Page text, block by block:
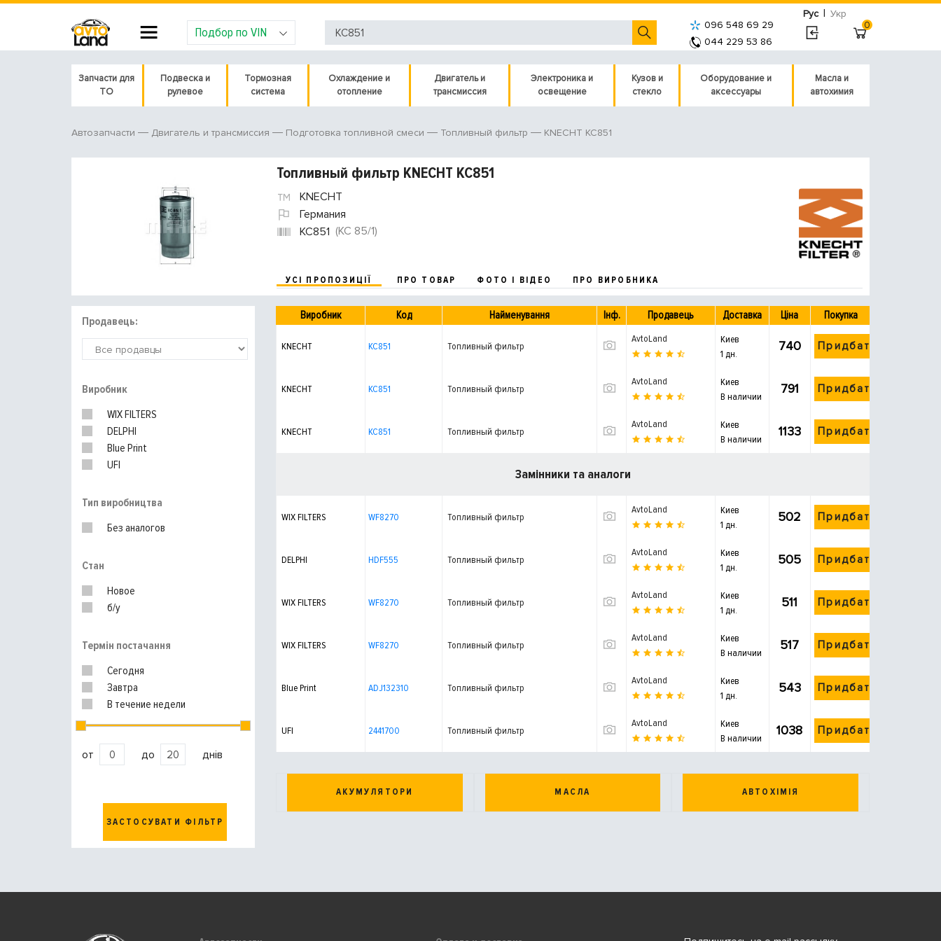
Рус | Укр
Подбор по VIN
096 548 69 29
044 229 53 86
0
Запчасти для
ТО
Подвеска и
рулевое
Тормозная
система
Охлаждение и
отопление
Двигатель и
трансмиссия
Электроника и
освещение
Кузов и
стекло
Оборудование и
аксессуары
Масла и
автохимия
Автозапчасти Двигатель и трансмиссия Подготовка топливной смеси Топливный фильтр KNECHT KC851
Топливный фильтр KNECHT KC851
KNECHT
Германия
KC851 (KC 85/1)
УСІ ПРОПОЗИЦІЇ ПРО ТОВАР ФОТО І ВІДЕО ПРО ВИРОБНИКА
Продавець:
Виробник
WIX FILTERS
DELPHI
Blue Print
UFI
Тип виробництва
Без аналогов
Стан
Новое
б/у
Термін постачання
Сегодня
Завтра
В течение недели
от до днів
ЗАСТОСУВАТИ ФІЛЬТР
Виробник Код Найменування Інф. Продавець Доставка Ціна Покупка
KNECHT KC851 Топливный фильтр
AvtoLand
Киев
1 дн.
740 Придбати
KNECHT KC851 Топливный фильтр
AvtoLand
Киев
В наличии
791 Придбати
KNECHT KC851 Топливный фильтр
AvtoLand
Киев
В наличии
1133 Придбати
Замінники та аналоги
WIX FILTERS WF8270 Топливный фильтр
AvtoLand
Киев
1 дн.
502 Придбати
DELPHI HDF555 Топливный фильтр
AvtoLand
Киев
1 дн.
505 Придбати
WIX FILTERS WF8270 Топливный фильтр
AvtoLand
Киев
1 дн.
511 Придбати
WIX FILTERS WF8270 Топливный фильтр
AvtoLand
Киев
В наличии
517 Придбати
Blue Print ADJ132310 Топливный фильтр
AvtoLand
Киев
1 дн.
543 Придбати
UFI 2441700 Топливный фильтр
AvtoLand
Киев
В наличии
1038 Придбати
АКУМУЛЯТОРИ МАСЛА АВТОХІМІЯ